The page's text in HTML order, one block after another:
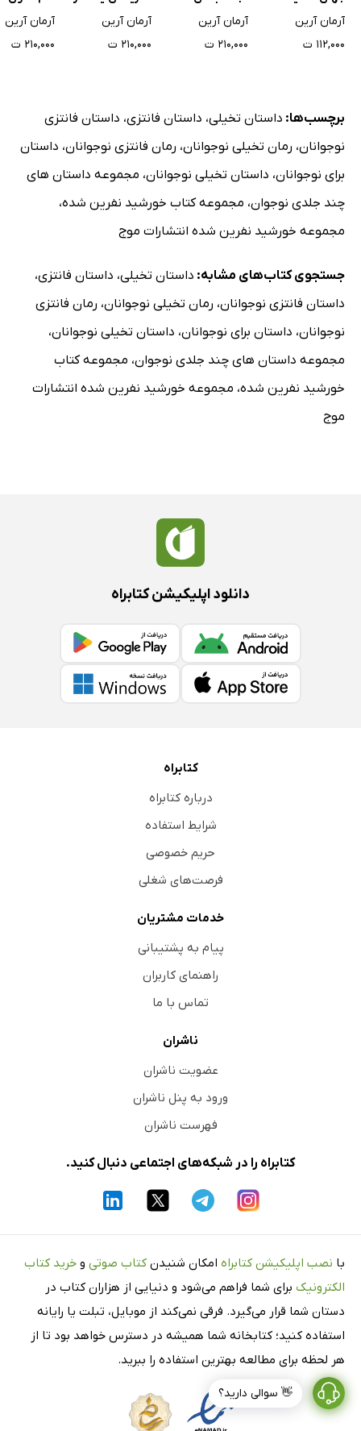
دست نوشته‌های
اشوزدنگهه
آرمان آرین
۱۱۲,۰۰۰ ت
آرمان آرین
۲۱۰,۰۰۰ ت
آرمان آرین
۲۱۰,۰۰۰ ت
آرمان آرین
۲۱۰,۰۰۰ ت
برچسب‌ها: داستان تخیلی، داستان فانتزی، داستان فانتزی
نوجوانان، رمان تخیلی نوجوانان، رمان فانتزی نوجوانان، داستان
برای نوجوانان، داستان تخیلی نوجوانان، مجموعه داستان های
چند جلدی نوجوان، مجموعه کتاب خورشید نفرین شده،
مجموعه خورشید نفرین شده انتشارات موج
جستجوی کتاب‌های مشابه: داستان تخیلی، داستان فانتزی،
داستان فانتزی نوجوانان، رمان تخیلی نوجوانان، رمان فانتزی
نوجوانان، داستان برای نوجوانان، داستان تخیلی نوجوانان،
مجموعه داستان های چند جلدی نوجوان، مجموعه کتاب
خورشید نفرین شده، مجموعه خورشید نفرین شده انتشارات
موج
👋 سوالی دارید؟
دانلود اپلیکیشن کتابراه
کتابراه
درباره کتابراه
شرایط استفاده
حریم خصوصی
فرصت‌های شغلی
خدمات مشتریان
پیام به پشتیبانی
راهنمای کاربران
تماس با ما
ناشران
عضویت ناشران
ورود به پنل ناشران
فهرست ناشران
کتابراه را در شبکه‌های اجتماعی دنبال کنید.
با نصب اپلیکیشن کتابراه امکان شنیدن کتاب صوتی و خرید کتاب
الکترونیک برای شما فراهم می‌شود و دنیایی از هزاران کتاب در
دستان شما قرار می‌گیرد. فرقی نمی‌کند از موبایل، تبلت یا رایانه
استفاده کنید؛ کتابخانه شما همیشه در دسترس خواهد بود تا از
هر لحظه برای مطالعه بهترین استفاده را ببرید.